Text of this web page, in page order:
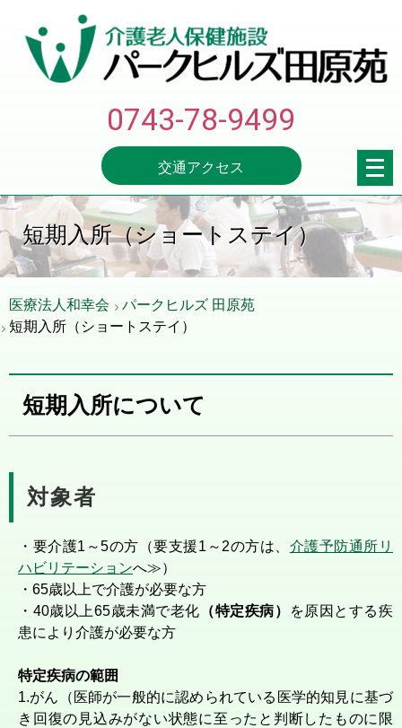
0743-78-9499
交通アクセス
メ
ニ
ュ
ー
を
開
く
短期入所（ショートステイ）
医療法人和幸会
パークヒルズ 田原苑
短期入所（ショートステイ）
短期入所について
対象者
・要介護1～5の方（要支援1～2の方は、 介護予防通所リ
ハビリテーションへ≫）
・65歳以上で介護が必要な方
・40歳以上65歳未満で老化 （特定疾病）
を原因とする疾
患により介護が必要な方
特定疾病の範囲
1.がん（医師が一般的に認められている医学的知見に基づ
き回復の見込みがない状態に至ったと判断したものに限